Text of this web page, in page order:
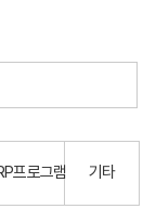
프로그램 기타